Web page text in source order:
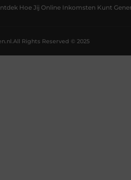
Hoe Jij Online Inkomsten Kunt
All Rights Reserved © 2025